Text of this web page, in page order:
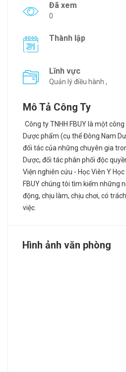
Đã xem
0
Thành lập
Lĩnh vực
Quản lý điều hành ,
Mô Tả Công Ty
Công ty TNHH FBUY là một
Dược phẩm (cụ thể Đông Nam
đối tác của những chuyên gia
Dược, đối tác phân phối độc
Viện nghiên cứu - Học Viên Y
FBUY chúng tôi tìm kiếm những
động, chịu làm, chịu chơi, có
việc.
Hình ảnh văn phòng